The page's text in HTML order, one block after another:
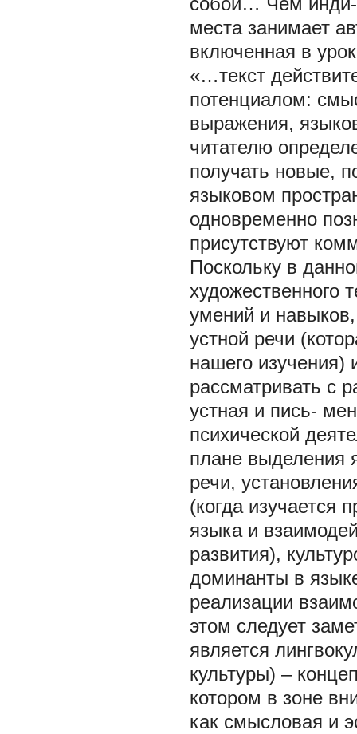
места занимает
включенная в
«…текст
потенциалом:
выражения,
читателю
получать новые,
языковом
одновременно
присутствуют
Поскольку в
художественного
умений и
устной речи
нашего
рассматривать с
устная и пись-
психической
плане выделения
речи,
(когда изучается
языка и
развития),
доминанты в
реализации
этом следует
является
культуры) –
котором в зоне
как смысловая и